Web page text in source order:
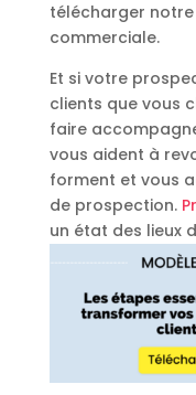
télécharger
commerciale.
Et si votre
clients que vous
faire
vous aident à
forment et vous
de prospection.
un état des lieux